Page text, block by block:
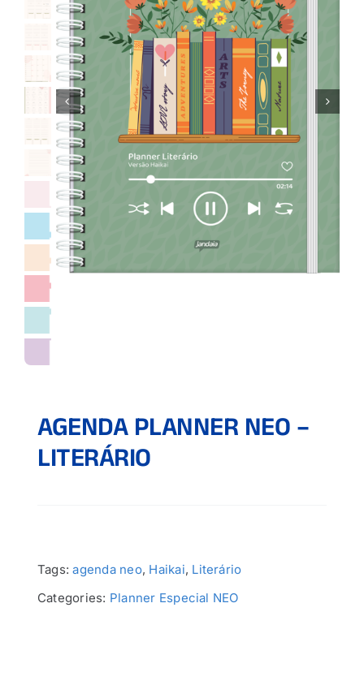
AGENDA PLANNER NEO –
LITERÁRIO
Tags:agenda neo, Haikai, Literário
Categories: Planner Especial NEO